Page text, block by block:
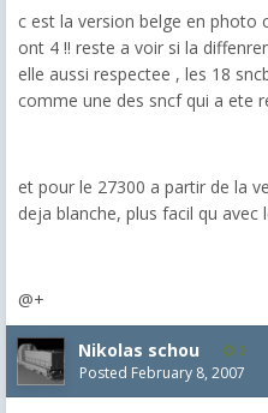
c est la version belge en photo
ont 4 !! reste a voir si la
elle aussi respectee , les 18
comme une des sncf qui a ete
et pour le 27300 a partir de la
deja blanche, plus facil qu avec
@+
Nikolas schou 2
Posted February 8, 2007